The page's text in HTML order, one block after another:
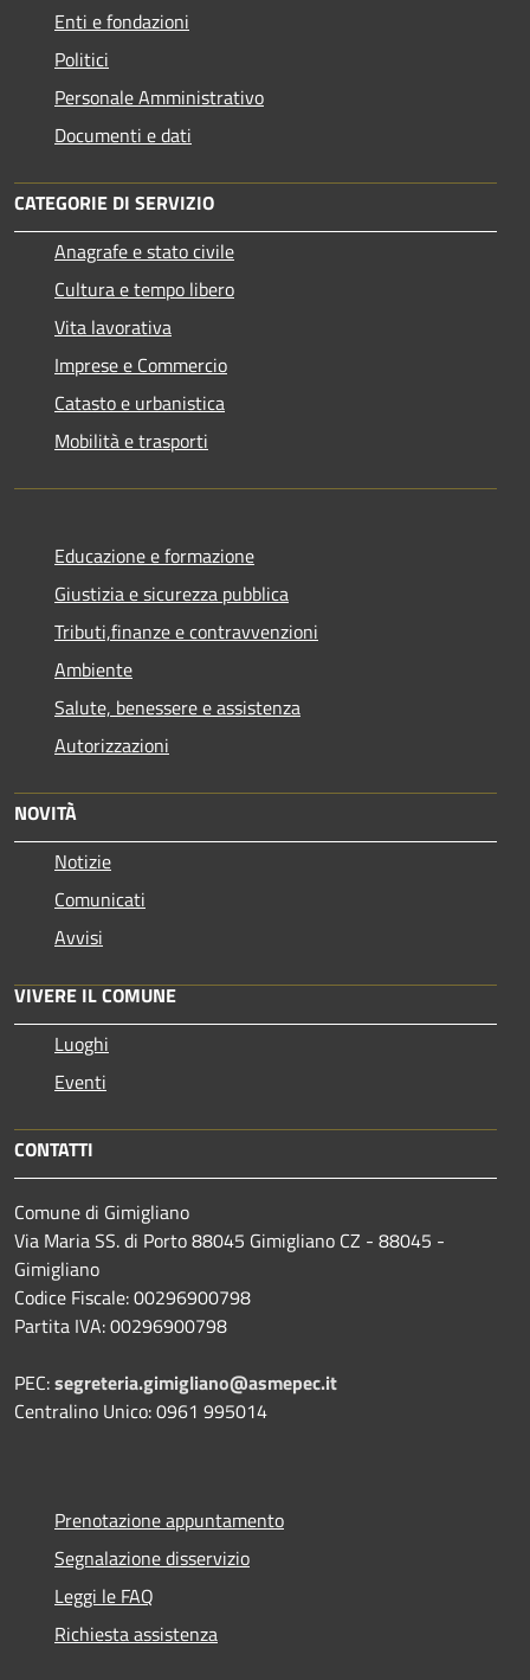
Enti e fondazioni
Politici
Personale Amministrativo
Documenti e dati
CATEGORIE DI SERVIZIO
Anagrafe e stato civile
Cultura e tempo libero
Vita lavorativa
Imprese e Commercio
Catasto e urbanistica
Mobilità e trasporti
Educazione e formazione
Giustizia e sicurezza pubblica
Tributi,finanze e contravvenzioni
Ambiente
Salute, benessere e assistenza
Autorizzazioni
NOVITÀ
Notizie
Comunicati
Avvisi
VIVERE IL COMUNE
Luoghi
Eventi
CONTATTI
Comune di Gimigliano
Via Maria SS. di Porto 88045 Gimigliano CZ - 88045 -
Gimigliano
Codice Fiscale: 00296900798
Partita IVA: 00296900798
PEC:segreteria.gimigliano@asmepec.it
Centralino Unico: 0961 995014
Prenotazione appuntamento
Segnalazione disservizio
Leggi le FAQ
Richiesta assistenza